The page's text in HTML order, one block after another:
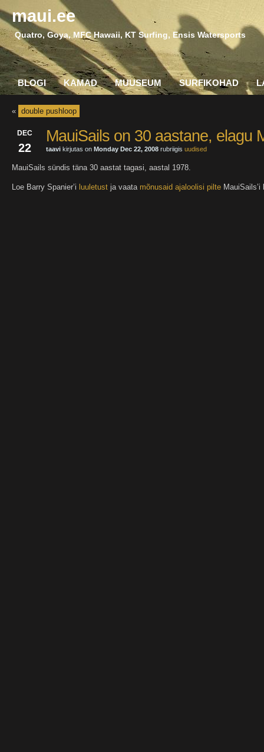
maui.ee
Quatro, Goya, MFC Hawaii, KT Surfing, Ensis Watersports
BLOGI KAMAD MUUSEUM SURFIKOHAD
« double pushloop
DEC
22
MauiSails on 30 aastane, elagu
taavi kirjutas on Monday Dec 22, 2008 rubriigis uudised
MauiSails sündis täna 30 aastat tagasi, aastal 1978.
Loe Barry Spanier’i luuletust ja vaata mõnusaid ajaloolisi pilte MauiSails’i